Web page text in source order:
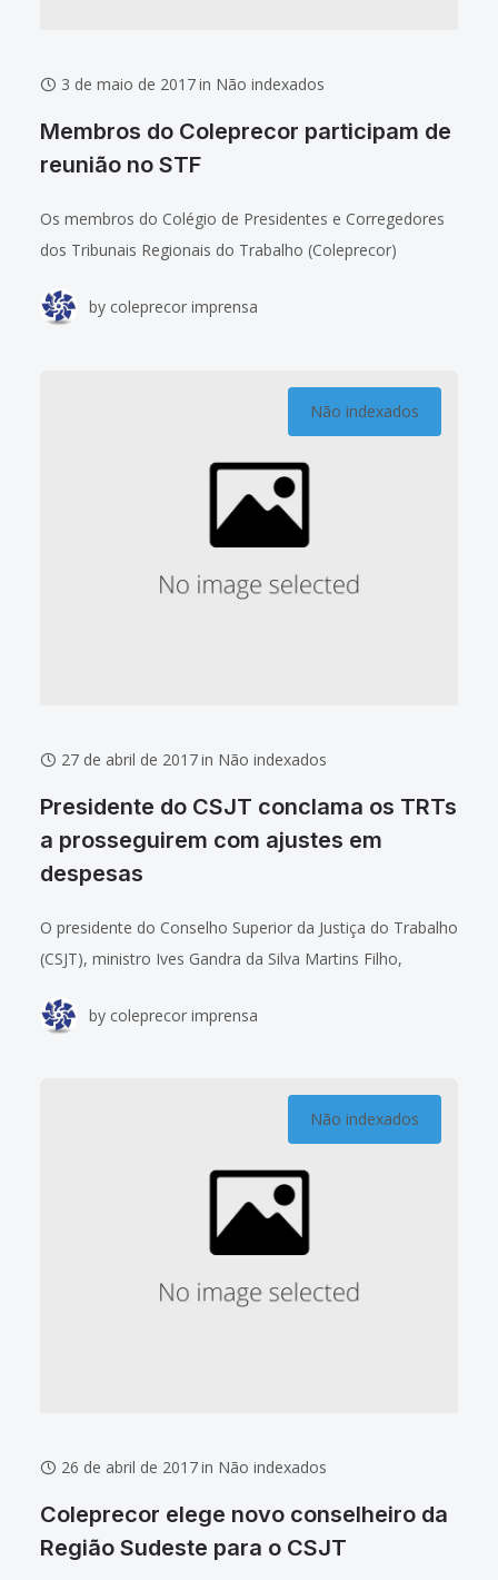
3 de maio de 2017in Não indexados
Membros do Coleprecor participam de
reunião no STF
Os membros do Colégio de Presidentes e Corregedores
dos Tribunais Regionais do Trabalho (Coleprecor)
Antunes Rocha, presidente do Supremo Tribunal Federal
by coleprecor imprensa
Não indexados
27 de abril de 2017in Não indexados
Presidente do CSJT conclama os TRTs
a prosseguirem com ajustes em
despesas
O presidente do Conselho Superior da Justiça do Trabalho
(CSJT), ministro Ives Gandra da Silva Martins Filho,
Trabalho seguirem com uma gestão
by coleprecor imprensa
Não indexados
26 de abril de 2017in Não indexados
Coleprecor elege novo conselheiro da
Região Sudeste para o CSJT